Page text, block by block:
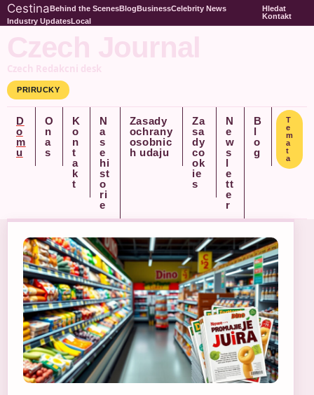
CestinaBehind the ScenesBlogBusinessCelebrity News
Industry UpdatesLocal
Hledat
Kontakt
Czech Journal
Czech Redakcni desk
PRIRUCKY
D
o
m
u
O
n
a
s
K
o
n
t
a
k
t
N
a
s
e
hi
st
o
ri
e
Zasady
ochrany
osobnic
h udaju
Za
sa
dy
co
ok
ie
s
N
e
w
s
l
e
tt
e
r
B
l
o
g
T
e
m
a
t
a